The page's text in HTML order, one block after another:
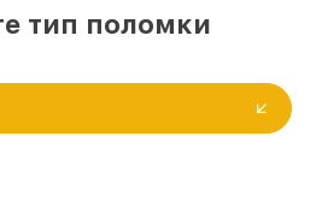
тип поломки